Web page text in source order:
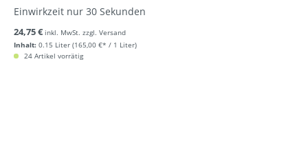
Einwirkzeit nur 30 Sekunden
Inhalt: 0.15 Liter (165,00 €* / 1 Liter)
24,75 € inkl. MwSt. zzgl. Versand
24 Artikel vorrätig